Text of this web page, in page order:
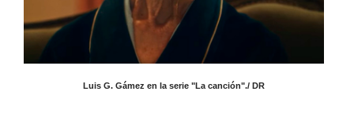
Luis G. Gámez en la serie "La canción"./ DR